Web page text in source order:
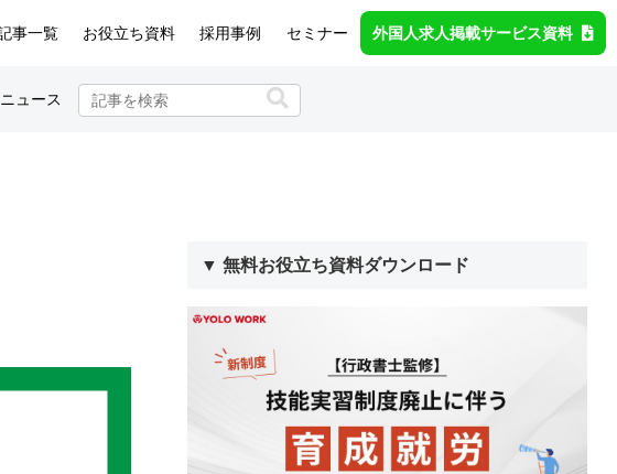
事一覧 お役立ち資料 採用事例 セミナー 外国人求人掲載サービス資料
ニュース
▼ 無料お役立ち資料ダウンロード